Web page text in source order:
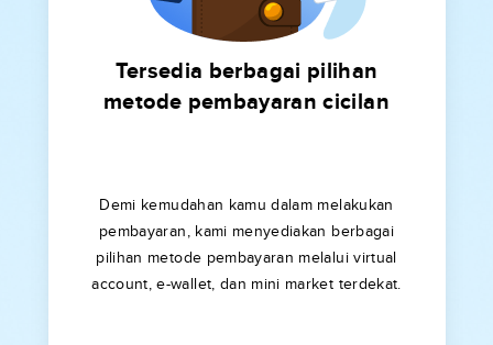
Tersedia berbagai pilihan
metode pembayaran cicilan
Demi kemudahan kamu dalam melakukan
pembayaran, kami menyediakan berbagai
pilihan metode pembayaran melalui virtual
account, e-wallet, dan mini market terdekat.